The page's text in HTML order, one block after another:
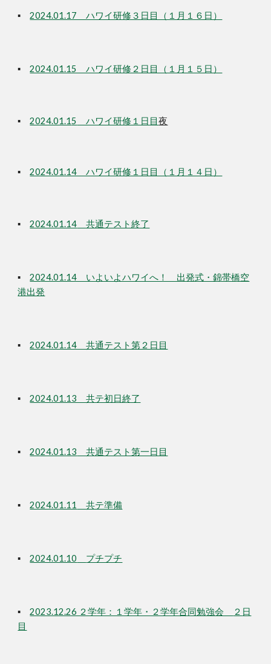
▪2024.01.17 ハワイ研修３日目（１月１６日）
▪2024.01.15 ハワイ研修２日目（１月１５日）
▪2024.01.15 ハワイ研修１日目夜
▪2024.01.14 ハワイ研修１日目（１月１４日）
▪2024.01.14 共通テスト終了
▪2024.01.14 いよいよハワイへ！ 出発式・錦帯橋空
港出発
▪2024.01.14 共通テスト第２日目
▪2024.01.13 共テ初日終了
▪2024.01.13 共通テスト第一日目
▪2024.01.11 共テ準備
▪2024.01.10 プチプチ
▪2023.12.26 ２学年：１学年・２学年合同勉強会 ２ 日
目